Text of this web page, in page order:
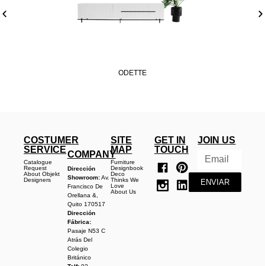
ODETTE
COSTUMER
SERVICE
Catalogue
Request
About Objekt
Designers
COMPANY
Dirección
Showroom:Av.
Francisco De
Orellana &,
Quito 170517
Dirección
Fábrica:
Pasaje N53 C
Atrás Del
Colegio
Británico
SITE
MAP
Furniture
Designbook
Deco
Thinks We
Love
About Us
GET IN
TOUCH
JOIN US
ENVIAR